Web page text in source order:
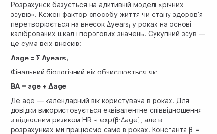
Розрахунок базується на адитивній моделі «річних
зсувів». Кожен фактор способу життя чи стану здоров’я
перетворюється на внесокΔyearsi у роках на основі
каліброваних шкал і порогових значень. Сукупний зсув —
це сума всіх внесків:
Δage = Σ Δyearsi
Фінальний біологічний вік обчислюється як:
BA = age + Δage
Деage — календарний вік користувача в роках. Для
довідки використовується еквівалентне співвідношення
з відносним ризикомHR ≈ exp(β·Δage) , але в
розрахунках ми працюємо саме в роках. Константаβ =